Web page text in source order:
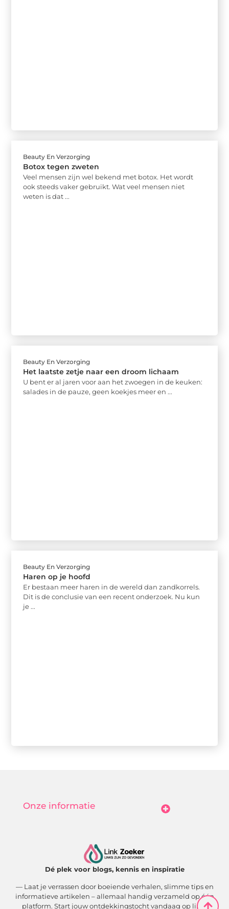
Beauty En Verzorging
Botox tegen zweten
Veel mensen zijn wel bekend met botox. Het wordt
ook steeds vaker gebruikt. Wat veel mensen niet
weten is dat ...
Beauty En Verzorging
Het laatste zetje naar een droom lichaam
U bent er al jaren voor aan het zwoegen in de keuken:
salades in de pauze, geen koekjes meer en ...
Beauty En Verzorging
Haren op je hoofd
Er bestaan meer haren in de wereld dan zandkorrels.
Dit is de conclusie van een recent onderzoek. Nu kun
je ...
Dé plek voor blogs, kennis en inspiratie
— Laat je verrassen door boeiende verhalen, slimme tips en
informatieve artikelen – allemaal handig verzameld op één
platform. Start jouw ontdekkingstocht vandaag op link-
Onze informatie